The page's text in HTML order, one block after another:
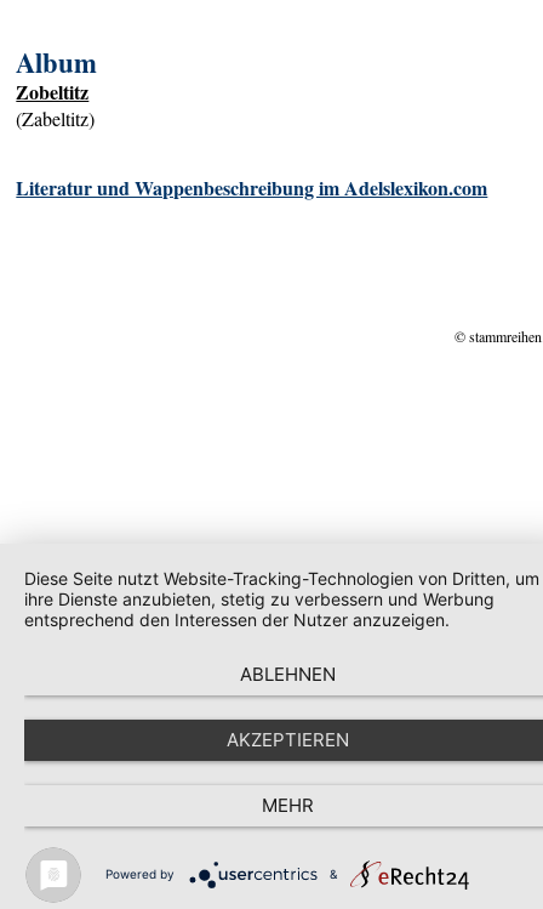
Album
Zobeltitz
(Zabeltitz)
Literatur und Wappenbeschreibung im Adelslexikon.com
©
Diese Seite nutzt Website-Tracking-Technologien von Dritten, um
ihre Dienste anzubieten, stetig zu verbessern und Werbung
entsprechend den Interessen der Nutzer anzuzeigen.
ABLEHNEN
AKZEPTIEREN
MEHR
Powered by &